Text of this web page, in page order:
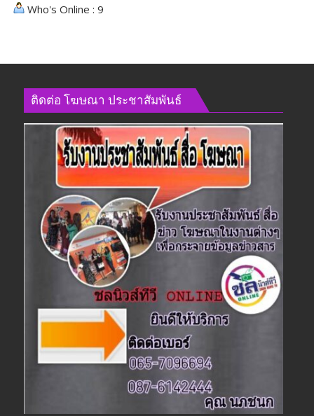
Who's Online : 9
ติดต่อ​ โฆษณา​ ประชาสัมพันธ์